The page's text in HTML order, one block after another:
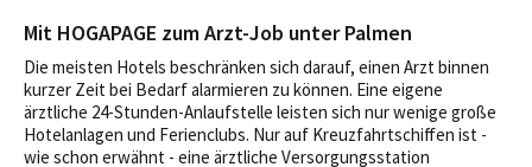
Mit HOGAPAGE zum Arzt-Job unter Palmen
Die meisten Hotels beschränken sich darauf, einen Arzt binnen
kurzer Zeit bei Bedarf alarmieren zu können. Eine eigene
ärztliche 24-Stunden-Anlaufstelle leisten sich nur wenige große
Hotelanlagen und Ferienclubs. Nur auf Kreuzfahrtschiffen ist -
wie schon erwähnt - eine ärztliche Versorgungsstation